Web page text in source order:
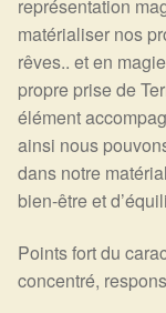
représentation
matérialiser nos
rêves.. et en
propre prise de
élément
ainsi nous
dans notre
bien-être et
Points fort du
concentré,